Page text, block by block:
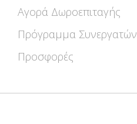
Αγορά Δωροεπιταγής
Πρόγραμμα Συνεργατών
Προσφορές